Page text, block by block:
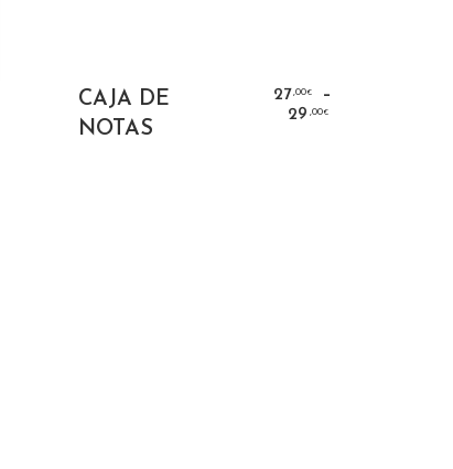
CAJA DE
NOTAS
27 ,00€ –
29 ,00€